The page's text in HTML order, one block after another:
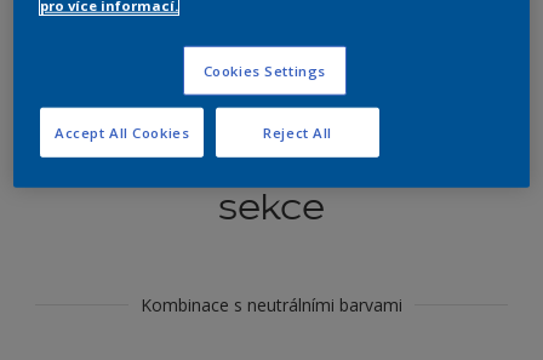
Koordinovat barevné
sekce
Kombinace s neutrálními barvami
pro více informací.
Cookies Settings
Reject All
Accept All Cookies